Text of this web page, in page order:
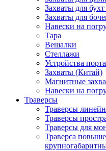
Захваты для
Захваты для
Навески на
Тара
Вешалки
Стеллажи
Устройства
Захваты (Китай)
Магнитные
Навески на
Траверсы
Траверсы
Траверсы
Траверсы для
Траверса